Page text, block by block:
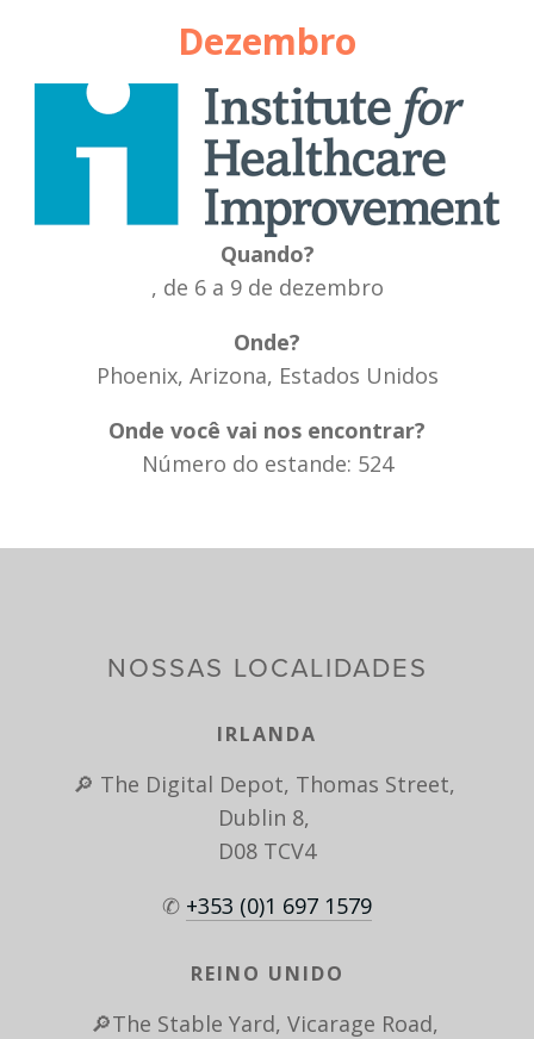
Dezembro
Quando?
, de 6 a 9 de dezembro
Onde?
Phoenix, Arizona, Estados Unidos
Onde você vai nos encontrar?
Número do estande: 524
NOSSAS LOCALIDADES
IRLANDA
🔎 The Digital Depot, Thomas Street,
Dublin 8,
D08 TCV4
✆ +353 (0)1 697 1579
REINO UNIDO
🔎The Stable Yard, Vicarage Road,